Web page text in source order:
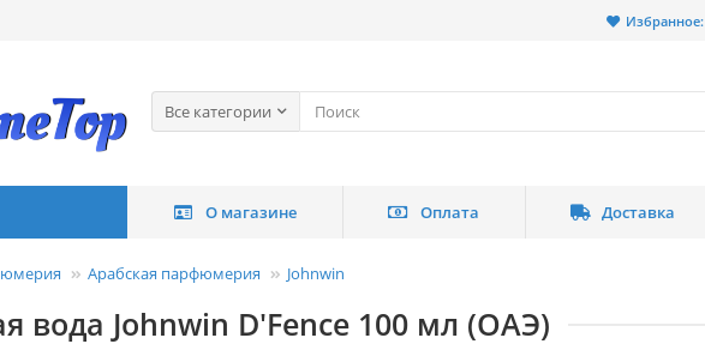
Избранное:
Все категории
О магазине Оплата Доставка
Арабская парфюмерия Johnwin
вода Johnwin D'Fence 100 мл (ОАЭ)